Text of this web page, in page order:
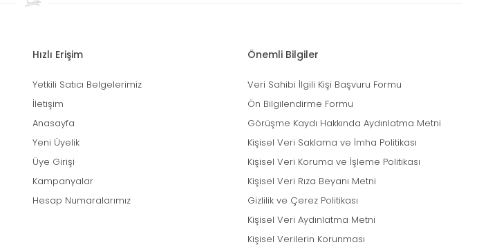
Hızlı Erişim
Yetkili Satıcı Belgelerimiz
İletişim
Anasayfa
Yeni Üyelik
Üye Girişi
Kampanyalar
Hesap Numaralarımız
Önemli Bilgiler
Veri Sahibi İlgili Kişi Başvuru Formu
Ön Bilgilendirme Formu
Görüşme Kaydı Hakkında Aydınlatma Metni
Kişisel Veri Saklama ve İmha Politikası
Kişisel Veri Koruma ve İşleme Politikası
Kişisel Veri Rıza Beyanı Metni
Gizlilik ve Çerez Politikası
Kişisel Veri Aydınlatma Metni
Kişisel Verilerin Korunması